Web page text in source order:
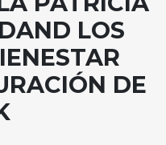
LOS
DE